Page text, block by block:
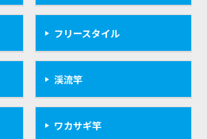
フリースタイル
渓流竿
ワカサギ竿